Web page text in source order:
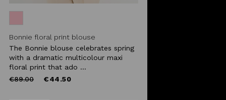
Bonnie floral print blouse
The Bonnie blouse celebrates spring
with a dramatic multicolour maxi
floral print that ado ...
Price
€89.00to €44.50